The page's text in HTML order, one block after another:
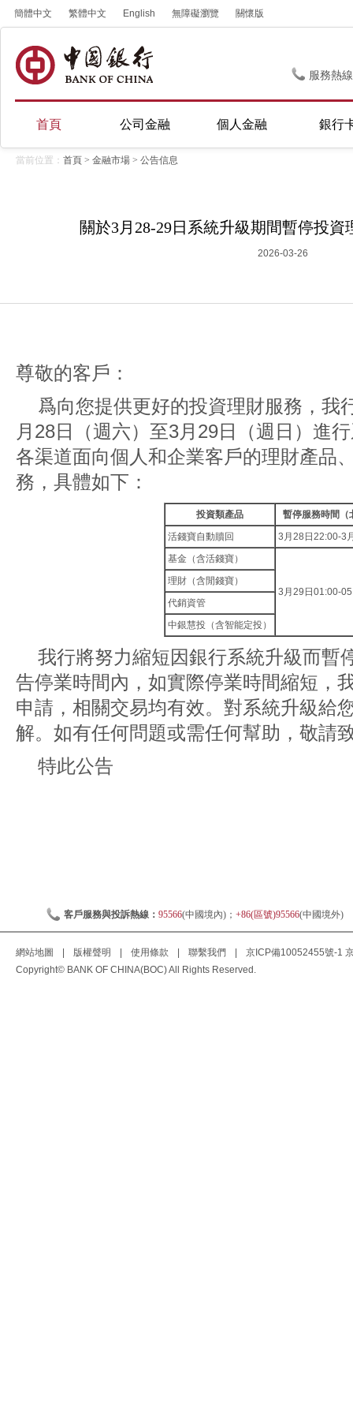
簡體中文 繁體中文 English 無障礙瀏覽 關懷版
服務熱
首頁 公司金融 個人金融 銀行
當前位置： 首頁 > 金融市場 > 公告信息
關於3月28-29日系統升級期間暫停投
2026-03-26
尊敬的客戶：
爲向您提供更好的投資理財服務，我
月28日（週六）至3月29日（週日）進
各渠道面向個人和企業客戶的理財產品
務，具體如下：
投資類產品
暫停服務時間（
活錢寶自動贖回
3月28日22:00-3
基金（含活錢寶）
3月29日01:00-
理財（含閒錢寶）
代銷資管
中銀慧投（含智能定投）
我行將努力縮短因銀行系統升級而暫
告停業時間內，如實際停業時間縮短，
申請，相關交易均有效。對系統升級給
解。如有任何問題或需任何幫助，敬請
特此公告
客戶服務與投訴熱線： 95566(中國境內)； +86(區號)95566(中國境外)
網站地圖 版權聲明 使用條款 聯繫我們 京ICP備10052455號-1
Copyright© BANK OF CHINA(BOC) All Rights Reserved.